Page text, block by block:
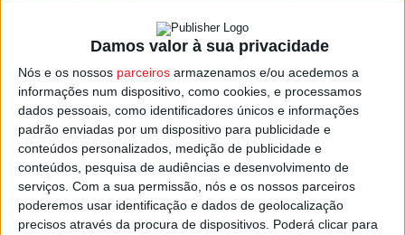
Damos valor à sua privacidade
Nós e os nossos parceiros armazenamos e/ou acedemos a
informações num dispositivo, como cookies, e processamos
dados pessoais, como identificadores únicos e informações
padrão enviadas por um dispositivo para publicidade e
conteúdos personalizados, medição de publicidade e
conteúdos, pesquisa de audiências e desenvolvimento de
serviços. Com a sua permissão, nós e os nossos parceiros
poderemos usar identificação e dados de geolocalização
precisos através da procura de dispositivos. Poderá clicar para
Documentário: Investigação em Turismo’ do festival
Art&Tur, em Portugal, e do primeiro lugar na categoria
‘Documentários, TV e WEB – Cultura e Herança’ do
Festival Internacional de Filmes de Turismo de África, na
África do Sul.
Conduzido pelo arqueólogo Pedro
, ‘Rota de
Megalitismo: Templos para a Eternidade’ são 20 minutos
de passagem por alguns dos mais extraordinários